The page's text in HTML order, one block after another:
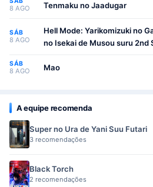
8 AGO Tenmaku no Jaadugar
SÁB
8 AGO
Hell Mode: Yarikomizuki no
no Isekai de Musou suru 2nd
SÁB
8 AGO Mao
A equipe recomenda
Super no Ura de Yani Suu Futari
3 recomendações
Black Torch
2 recomendações